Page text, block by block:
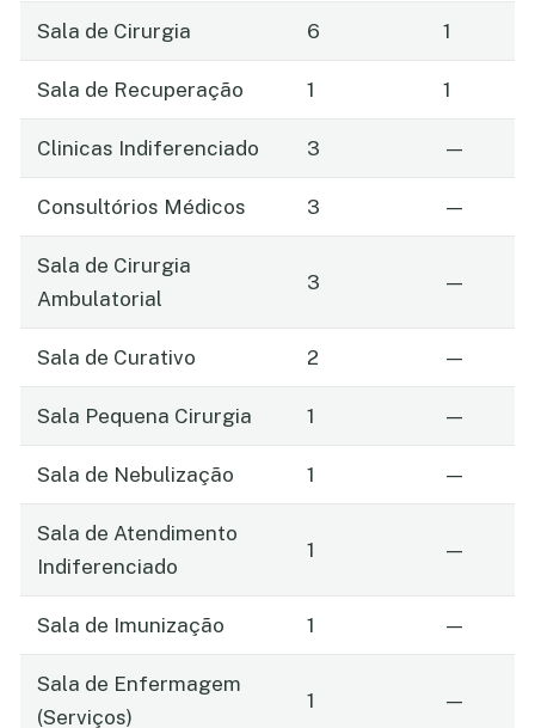
Sala de Cirurgia 6 1
Sala de Recuperação 1 1
Clinicas Indiferenciado 3 —
Consultórios Médicos 3 —
Sala de Cirurgia
Ambulatorial
3 —
Sala de Curativo 2 —
Sala Pequena Cirurgia 1 —
Sala de Nebulização 1 —
Sala de Atendimento
Indiferenciado
1 —
Sala de Imunização 1 —
Sala de Enfermagem
(Serviços)
1 —